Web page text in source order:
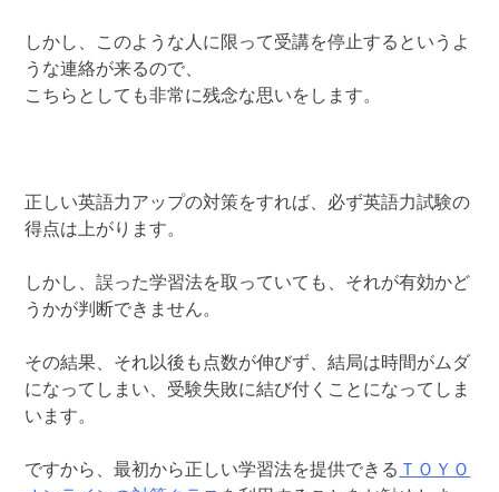
しかし、このような人に限って受講を停止するというよ
うな連絡が来るので、
こちらとしても非常に残念な思いをします。
正しい英語力アップの対策をすれば、必ず英語力試験の
得点は上がります。
しかし、誤った学習法を取っていても、それが有効かど
うかが判断できません。
その結果、それ以後も点数が伸びず、結局は時間がムダ
になってしまい、受験失敗に結び付くことになってしま
います。
ですから、最初から正しい学習法を提供できる ＴＯＹＯ